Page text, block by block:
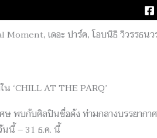
‘CHILL AT THE PARQ’
ษ พบกับศิลปินชื่อดัง ท่ามกลางบรรยากาศ
นนี้ – 31 ธ.ค. นี้